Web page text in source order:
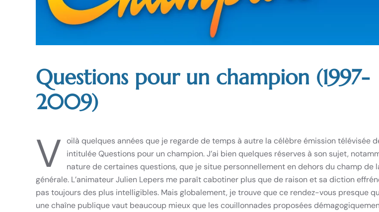
Questions pour un champion (1997-
2009)
V oilà quelques années que je regarde de temps à autre la célèbre émission télévisée
intitulée Questions pour un champion. J’ai bien quelques réserves à son sujet,
nature de certaines questions, que je situe personnellement en dehors du champ de
générale. L’animateur Julien Lepers me paraît cabotiner plus que de raison et sa diction
pas toujours des plus intelligibles. Mais globalement, je trouve que ce rendez-vous presque
une chaîne publique vaut beaucoup mieux que les couillonnades proposées